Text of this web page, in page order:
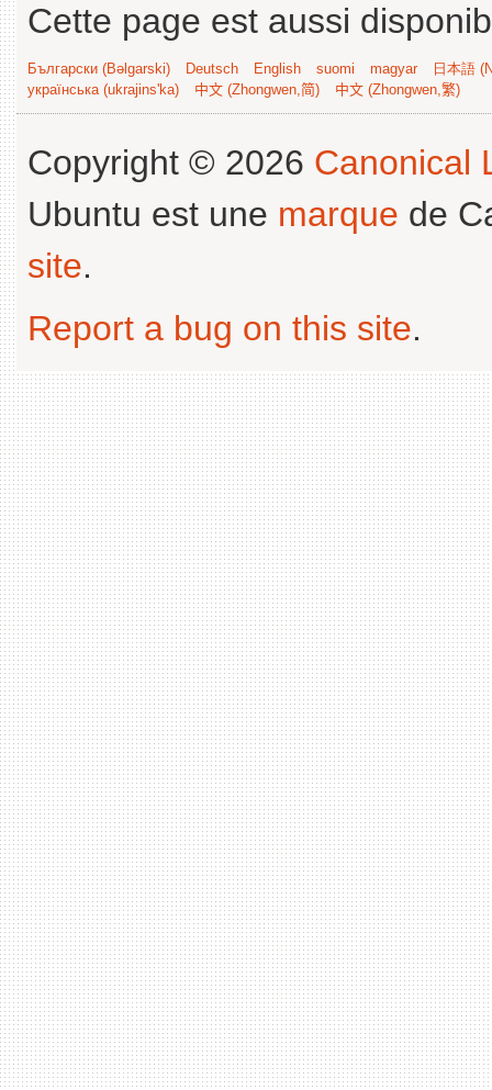
Cette page est aussi
Български (Bəlgarski) Deutsch English suomi magyar
日本語
українська (ukrajins'ka)
中文 (Zhongwen,简) 中文 (Zhongwen,繁)
Copyright © 2026 Canonical
Ubuntu est une marque de
site.
Report a bug on this site.